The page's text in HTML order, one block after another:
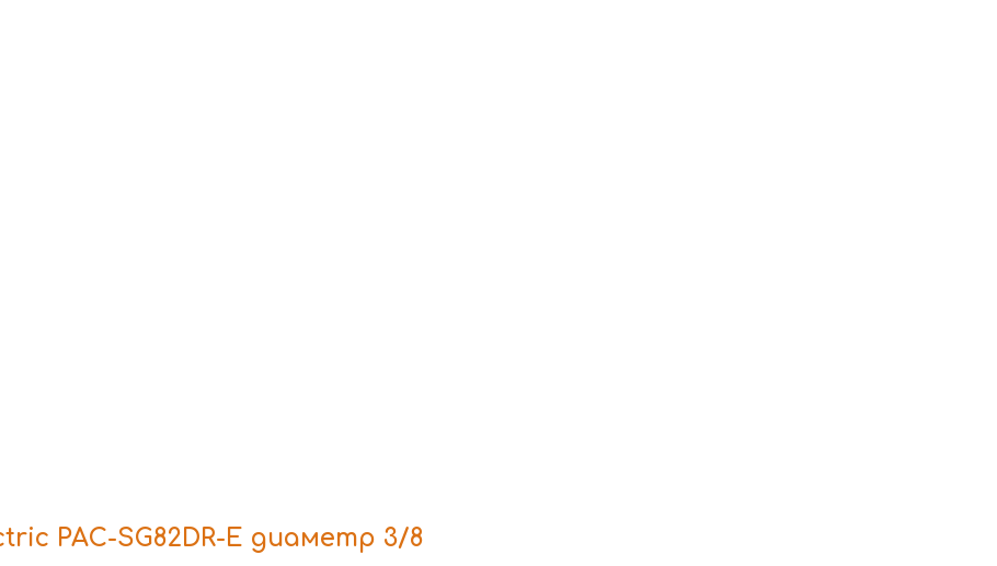
PAC-SG82DR-E диаметр 3/8